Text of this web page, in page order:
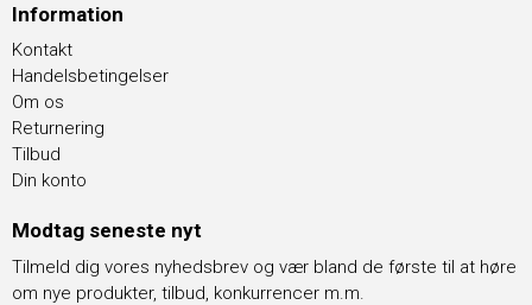
Information
Kontakt
Handelsbetingelser
Om os
Returnering
Tilbud
Din konto
Modtag seneste nyt
Tilmeld dig vores nyhedsbrev og vær bland de første til at høre
om nye produkter, tilbud, konkurrencer m.m.